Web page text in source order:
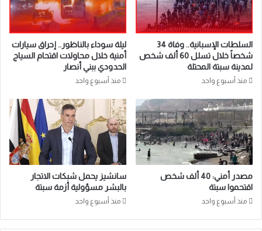
السلطات الإسبانية.. وفاة 34
شخصاً خلال تسلل 60 ألف شخص
لمدينة سبتة المحتلة
منذ أسبوع واحد
ليلة سوداء بالناظور.. إحراق سيارات
أمنية خلال محاولات اقتحام السياج
الحدودي ببني أنصار
منذ أسبوع واحد
مصدر أمني: 40 ألف شخص
اقتحموا سبتة
منذ أسبوع واحد
سانشيز يحمل شبكات الاتجار
بالبشر مسؤولية أزمة سبتة
منذ أسبوع واحد